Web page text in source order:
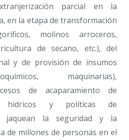
parcial en la
en la etapa de transformación
molinos arroceros,
de secano, etc.), del
y de provisión de insumos
maquinarias),
de acaparamiento de
hídricos y políticas de
jaquean la seguridad y la
de millones de personas en el